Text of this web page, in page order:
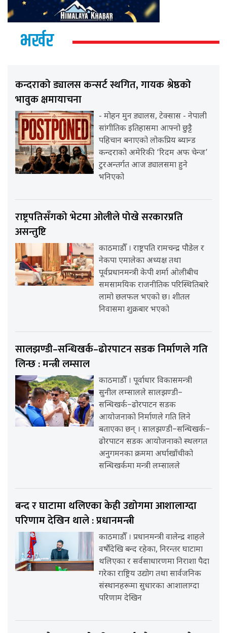
भर्खर
कन्दराको ड्यालस कन्सर्ट स्थगित, गायक श्रेष्ठको
भावुक क्षमायाचना
- मोहन मुन ड्यालस, टेक्सास - नेपाली
सांगीतिक इतिहासमा आफ्नो छुट्टै
पहिचान बनाएको लोकप्रिय ब्यान्ड
कन्दराको अमेरिकी ‘रिदम अफ चेन्ज’
टुरअन्तर्गत आज ड्यालसमा हुने
भनिएको
राष्ट्रपतिसँगको भेटमा ओलीले पोखे सरकारप्रति
असन्तुष्टि
काठमाडौँ । राष्ट्रपति रामचन्द्र पौडेल र
नेकपा एमालेका अध्यक्ष तथा
पूर्वप्रधानमन्त्री केपी शर्मा ओलीबीच
समसामयिक राजनीतिक परिस्थितिबारे
लामो छलफल भएको छ। शीतल
निवासमा शुक्रबार भएको
सालझण्डी–सन्धिखर्क–ढोरपाटन सडक निर्माणले गति
लिन्छ : मन्त्री लम्साल
काठमाडौँ । पूर्वाधार विकासमन्त्री
सुनील लम्सालले सालझण्डी–
सन्धिखर्क–ढोरपाटन सडक
आयोजनाको निर्माणले गति लिने
बताएका छन् । सालझण्डी–सन्धिखर्क–
ढोरपाटन सडक आयोजनाको स्थलगत
अनुगमनका क्रममा अर्घाखाँचीको
सन्धिखर्कमा मन्त्री लम्सालले
बन्द र घाटामा थलिएका केही उद्योगमा आशालाग्दा
परिणाम देखिन थाले : प्रधानमन्त्री
काठमाडौँ । प्रधानमन्त्री वालेन्द्र शाहले
वर्षौंदेखि बन्द रहेका, निरन्तर घाटामा
थलिएका र सर्वसाधारणमा निराशा पैदा
गरेका राष्ट्रिय उद्योग तथा सार्वजनिक
संस्थानहरूमा सुधारका आशालाग्दा
परिणाम देखिन